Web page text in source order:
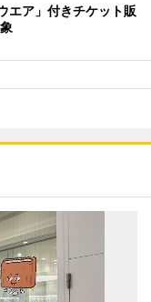
エア」付きチケット販